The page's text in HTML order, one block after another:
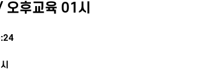
후교육 01시